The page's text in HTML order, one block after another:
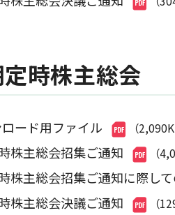
時株主総会
ード用ファイル （
株主総会招集ご通知 （
株主総会招集ご通知に際し
株主総会決議ご通知 （